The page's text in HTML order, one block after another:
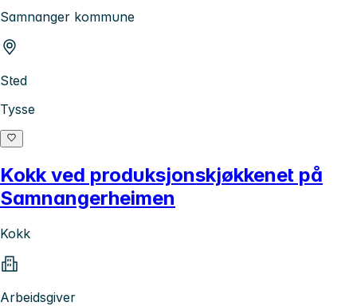
Samnanger kommune
Sted
Tysse
Kokk ved produksjonskjøkkenet på
Samnangerheimen
Kokk
Arbeidsgiver